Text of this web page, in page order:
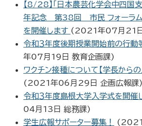
【8/28】「日本農芸化学会中四
年記念 第38回 市民 フォーラム「
を開催します ( 2021年07月21日
令和３年度後期授業開始前の行動
年07月19日 教育企画課)
ワクチン接種について【学長からの
( 2021年06月29日 企画広報課)
令和３年度島根大学入学式を開催
04月13日 総務課)
学生広報サポーター募集！
(